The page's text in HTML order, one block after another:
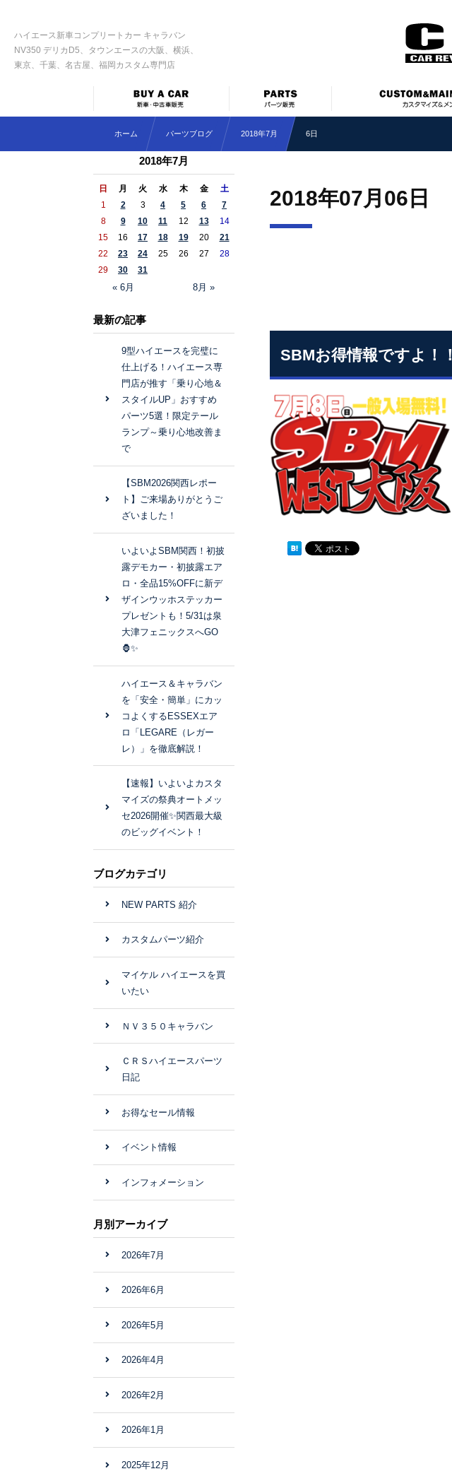
ハイエース新車コンプリートカー キャラバン
NV350 デリカD5、タウンエースの大阪、横浜、
東京、千葉、名古屋、福岡カスタム専門店
ホーム パーツブログ 2018年7月 6日
2018年07月06日
SBMお得情報ですよ！！
2018年7月
日 月 火 水 木 金 土
« 6月 8月 »
1 2 3 4 5 6
7
8
9 10 11 12 13
14
15
16 17 18 19 20
21
22
23 24 25 26 27
28
29
30 31
最新の記事
9型ハイエースを完璧に
仕上げる！ハイエース専
門店が推す「乗り心地＆
スタイルUP」おすすめ
パーツ5選！限定テール
ランプ～乗り心地改善ま
で
【SBM2026関西レポー
ト】ご来場ありがとうご
ざいました！
いよいよSBM関西！初披
露デモカー・初披露エア
ロ・全品15%OFFに新デ
ザインウッホステッカー
プレゼントも！5/31は泉
大津フェニックスへGO
🦍✨
ハイエース＆キャラバン
を「安全・簡単」にカッ
コよくするESSEXエア
ロ「LEGARE（レガー
レ）」を徹底解説！
【速報】いよいよカスタ
マイズの祭典オートメッ
セ2026開催✨関西最大級
のビッグイベント！
ブログカテゴリ
NEW PARTS 紹介
カスタムパーツ紹介
マイケル ハイエースを買
いたい
ＮＶ３５０キャラバン
ＣＲＳハイエースパーツ
日記
お得なセール情報
イベント情報
インフォメーション
月別アーカイブ
2026年7月
2026年6月
2026年5月
2026年4月
2026年2月
2026年1月
2025年12月